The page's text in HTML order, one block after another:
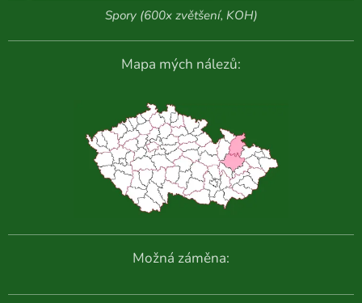
Spory (600x zvětšení, KOH)
Mapa mých nálezů:
Možná záměna: